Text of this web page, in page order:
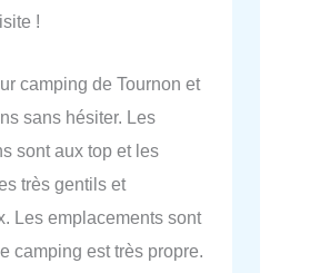
!
camping de Tournon et
sans hésiter. Les
sont aux top et les
très gentils et
Les emplacements sont
camping est très propre.